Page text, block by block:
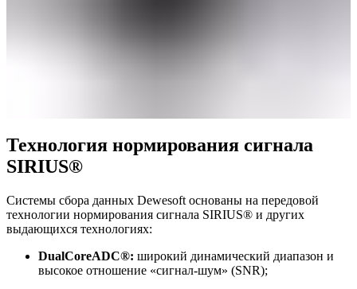
Технология нормирования сигнала
SIRIUS®
Системы сбора данных Dewesoft основаны на передовой
технологии нормирования сигнала SIRIUS® и других
выдающихся технологиях:
DualCoreADC®: широкий динамический диапазон и
высокое отношение «сигнал-шум» (SNR);